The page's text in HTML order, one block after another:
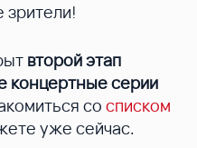
второй этап
концертные серии
со списком
уже сейчас.